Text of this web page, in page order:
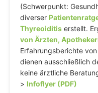
(Schwerpunkt:
diverser
Thyreoiditis erstellt.
von Ärzten,
Erfahrungsberichte
dienen ausschließlich
keine ärztliche
> Infoflyer (PDF)